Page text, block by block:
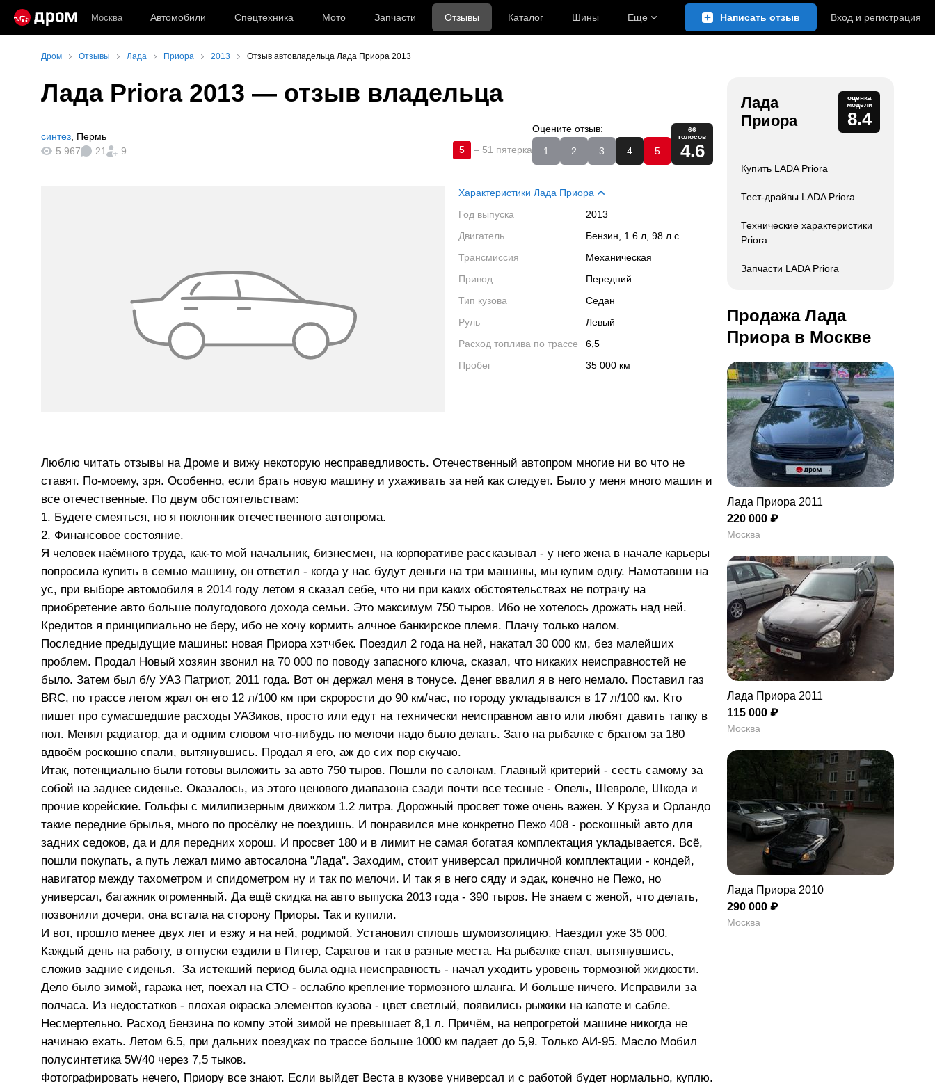
Москва Автомобили Спецтехника Мото Запчасти Отзывы Каталог Шины Еще Написать отзыв Вход и регистрация
Дром Отзывы Лада Приора 2013 Отзыв автовладельца Лада Приора 2013
Лада Priora 2013 — отзыв владельца
синтез Пермь
5 967
21 9 5 – 51 пятерка
Оцените отзыв:
1
2 3 4 5
66
голосов
4.6
Характеристики Лада Приора
Год выпуска
2013
Двигатель
Бензин, 1.6 л, 98 л.с.
Трансмиссия
Механическая
Привод
Передний
Тип кузова
Седан
Руль
Левый
Расход топлива по трассе
6,5
Пробег
35 000 км
Люблю читать отзывы на Дроме и вижу некоторую несправедливость. Отечественный автопром многие ни во что не
ставят. По-моему, зря. Особенно, если брать новую машину и ухаживать за ней как следует. Было у меня много машин и
все отечественные. По двум обстоятельствам:
1. Будете смеяться, но я поклонник отечественного автопрома.
2. Финансовое состояние.
Я человек наёмного труда, как-то мой начальник, бизнесмен, на корпоративе рассказывал - у него жена в начале карьеры
попросила купить в семью машину, он ответил - когда у нас будут деньги на три машины, мы купим одну. Намотавши на
ус, при выборе автомобиля в 2014 году летом я сказал себе, что ни при каких обстоятельствах не потрачу на
приобретение авто больше полугодового дохода семьи. Это максимум 750 тыров. Ибо не хотелось дрожать над ней.
Кредитов я принципиально не беру, ибо не хочу кормить алчное банкирское племя. Плачу только налом.
Последние предыдущие машины: новая Приора хэтчбек. Поездил 2 года на ней, накатал 30 000 км, без малейших
проблем. Продал Новый хозяин звонил на 70 000 по поводу запасного ключа, сказал, что никаких неисправностей не
было. Затем был б/у УАЗ Патриот, 2011 года. Вот он держал меня в тонусе. Денег ввалил я в него немало. Поставил газ
BRC, по трассе летом жрал он его 12 л/100 км при скрорости до 90 км/час, по городу укладывался в 17 л/100 км. Кто
пишет про сумасшедшие расходы УАЗиков, просто или едут на технически неисправном авто или любят давить тапку в
пол. Менял радиатор, да и одним словом что-нибудь по мелочи надо было делать. Зато на рыбалке с братом за 180
вдвоём роскошно спали, вытянувшись. Продал я его, аж до сих пор скучаю.
Итак, потенциально были готовы выложить за авто 750 тыров. Пошли по салонам. Главный критерий - сесть самому за
собой на заднее сиденье. Оказалось, из этого ценового диапазона сзади почти все тесные - Опель, Шевроле, Шкода и
прочие корейские. Гольфы с милипизерным движком 1.2 литра. Дорожный просвет тоже очень важен. У Круза и Орландо
такие передние брылья, много по просёлку не поездишь. И понравился мне конкретно Пежо 408 - роскошный авто для
задних седоков, да и для передних хорош. И просвет 180 и в лимит не самая богатая комплектация укладывается. Всё,
пошли покупать, а путь лежал мимо автосалона "Лада". Заходим, стоит универсал приличной комплектации - кондей,
навигатор между тахометром и спидометром ну и так по мелочи. И так я в него сяду и эдак, конечно не Пежо, но
универсал, багажник огроменный. Да ещё скидка на авто выпуска 2013 года - 390 тыров. Не знаем с женой, что делать,
позвонили дочери, она встала на сторону Приоры. Так и купили.
И вот, прошло менее двух лет и езжу я на ней, родимой. Установил сплошь шумоизоляцию. Наездил уже 35 000.
Каждый день на работу, в отпуски ездили в Питер, Саратов и так в разные места. На рыбалке спал, вытянувшись,
сложив задние сиденья. За истекший период была одна неисправность - начал уходить уровень тормозной жидкости.
Дело было зимой, гаража нет, поехал на СТО - ослабло крепление тормозного шланга. И больше ничего. Исправили за
полчаса. Из недостатков - плохая окраска элементов кузова - цвет светлый, появились рыжики на капоте и сабле.
Несмертельно. Расход бензина по компу этой зимой не превышает 8,1 л. Причём, на непрогретой машине никогда не
начинаю ехать. Летом 6.5, при дальних поездках по трассе больше 1000 км падает до 5,9. Только АИ-95. Масло Мобил
полусинтетика 5W40 через 7,5 тыков.
Фотографировать нечего, Приору все знают. Если выйдет Веста в кузове универсал и с работой будет нормально, куплю.
Лада
Приора
оценка
модели
8.4
Купить LADA Priora
Тест-драйвы LADA Priora
Технические характеристики
Priora
Запчасти LADA Priora
Продажа Лада
Приора в Москве
Лада Приора 2011
220 000 ₽
Москва
Лада Приора 2011
115 000 ₽
Москва
Лада Приора 2010
290 000 ₽
Москва